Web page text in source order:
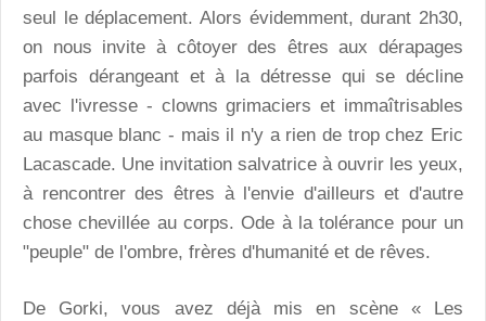
seul le déplacement. Alors évidemment, durant 2h30,
on nous invite à côtoyer des êtres aux dérapages
parfois dérangeant et à la détresse qui se décline
avec l'ivresse - clowns grimaciers et immaîtrisables
au masque blanc - mais il n'y a rien de trop chez Eric
Lacascade. Une invitation salvatrice à ouvrir les yeux,
à rencontrer des êtres à l'envie d'ailleurs et d'autre
chose chevillée au corps. Ode à la tolérance pour un
"peuple" de l'ombre, frères d'humanité et de rêves.
De Gorki, vous avez déjà mis en scène « Les